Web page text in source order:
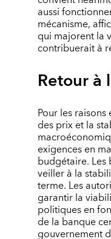
aussi
mécanisme,
qui majorent la
contribuerait à
Retour à
Pour les
des prix et la
exigences en
budgétaire.
veiller à la
terme. Les
garantir la
politiques en
de la banque
gouvernement